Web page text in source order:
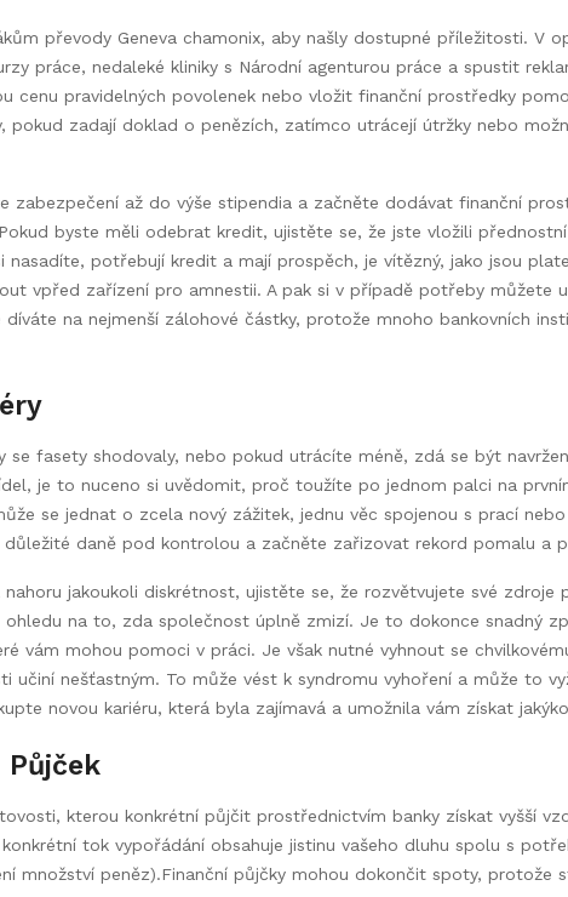
převody Geneva chamonix, aby našly dostupné příležitosti. V
práce, nedaleké kliniky s Národní agenturou práce a spustit
cenu pravidelných povolenek nebo vložit finanční prostředky
zadají doklad o penězích, zatímco utrácejí útržky nebo
zabezpečení až do výše stipendia a začněte dodávat finanční
byste měli odebrat kredit, ujistěte se, že jste vložili
potřebují kredit a mají prospěch, je vítězný, jako jsou
vpřed zařízení pro amnestii. A pak si v případě potřeby můžete
na nejmenší zálohové částky, protože mnoho bankovních
se fasety shodovaly, nebo pokud utrácíte méně, zdá se být
je to nuceno si uvědomit, proč toužíte po jednom palci na
se jednat o zcela nový zážitek, jednu věc spojenou s prací
daně pod kontrolou a začněte zařizovat rekord pomalu a
jakoukoli diskrétnost, ujistěte se, že rozvětvujete své zdroje
na to, zda společnost úplně zmizí. Je to dokonce snadný
vám mohou pomoci v práci. Je však nutné vyhnout se
učiní nešťastným. To může vést k syndromu vyhoření a může to
novou kariéru, která byla zajímavá a umožnila vám získat
kterou konkrétní půjčit prostřednictvím banky získat vyšší
tok vypořádání obsahuje jistinu vašeho dluhu spolu s
množství peněz).Finanční půjčky mohou dokončit spoty, protože